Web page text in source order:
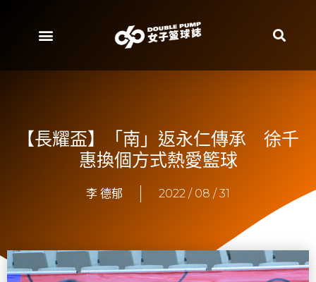
【長耀盃】「南」返永仁傳承 徐千
惠換個方式熱愛籃球
李 德郁 2022 / 08 / 31